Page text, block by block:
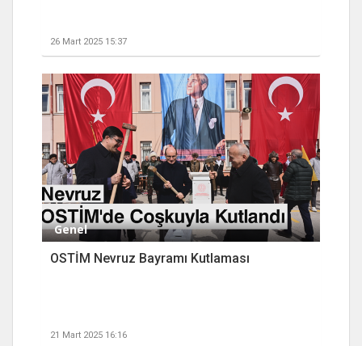
26 Mart 2025 15:37
Genel
OSTİM Nevruz Bayramı Kutlaması
21 Mart 2025 16:16